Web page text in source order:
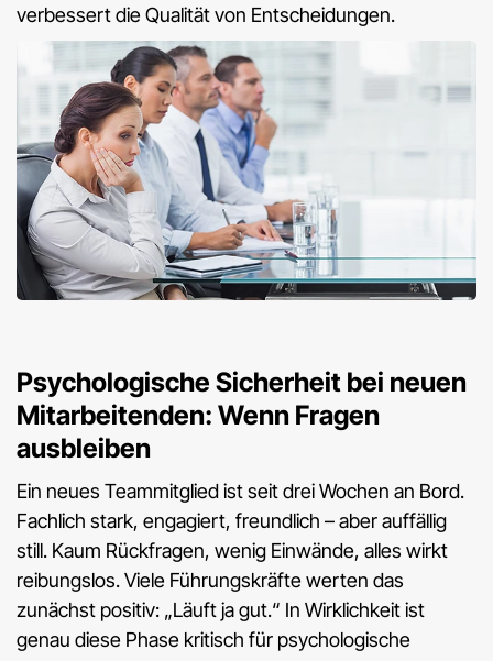
verbessert die Qualität von Entscheidungen.
Psychologische Sicherheit bei neuen
Mitarbeitenden: Wenn Fragen
ausbleiben
Ein neues Teammitglied ist seit drei Wochen an Bord.
Fachlich stark, engagiert, freundlich – aber auffällig
still. Kaum Rückfragen, wenig Einwände, alles wirkt
reibungslos. Viele Führungskräfte werten das
zunächst positiv: „Läuft ja gut.“ In Wirklichkeit ist
genau diese Phase kritisch für psychologische